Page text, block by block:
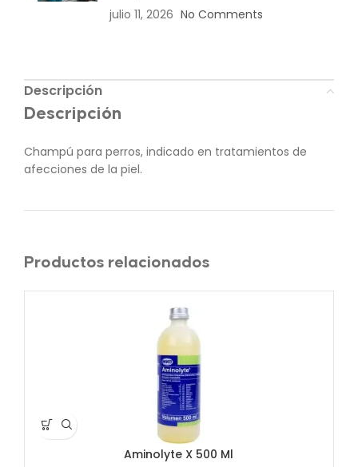
julio 11, 2026 No Comments
Descripción
Descripción
Champú para perros, indicado en tratamientos de
afecciones de la piel.
Productos relacionados
Aminolyte X 500 Ml